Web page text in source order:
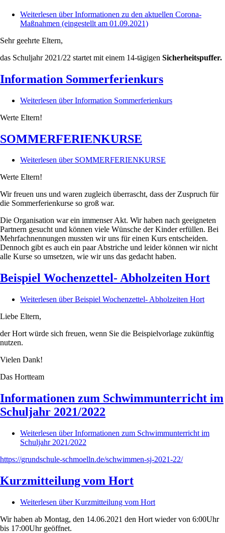
Weiterlesen über Informationen zu den aktuellen Corona-
Maßnahmen (eingestellt am 01.09.2021)
Sehr geehrte Eltern,
das Schuljahr 2021/22 startet mit einem 14-tägigen Sicherheitspuffer.
Information Sommerferienkurs
Weiterlesen über Information Sommerferienkurs
Werte Eltern!
SOMMERFERIENKURSE
Weiterlesen über SOMMERFERIENKURSE
Werte Eltern!
Wir freuen uns und waren zugleich überrascht, dass der Zuspruch für
die Sommerferienkurse so groß war.
Die Organisation war ein immenser Akt. Wir haben nach geeigneten
Partnern gesucht und können viele Wünsche der Kinder erfüllen. Bei
Mehrfachnennungen mussten wir uns für einen Kurs entscheiden.
Dennoch gibt es auch ein paar Abstriche und leider können wir nicht
alle Kurse so umsetzen, wie wir uns das gedacht haben.
Beispiel Wochenzettel- Abholzeiten Hort
Weiterlesen über Beispiel Wochenzettel- Abholzeiten Hort
Liebe Eltern,
der Hort würde sich freuen, wenn Sie die Beispielvorlage zukünftig
nutzen.
Vielen Dank!
Das Hortteam
Informationen zum Schwimmunterricht im
Schuljahr 2021/2022
Weiterlesen über Informationen zum Schwimmunterricht im
Schuljahr 2021/2022
https://grundschule-schmoelln.de/schwimmen-sj-2021-22/
Kurzmitteilung vom Hort
Weiterlesen über Kurzmitteilung vom Hort
Wir haben ab Montag, den 14.06.2021 den Hort wieder von 6:00Uhr
bis 17:00Uhr geöffnet.